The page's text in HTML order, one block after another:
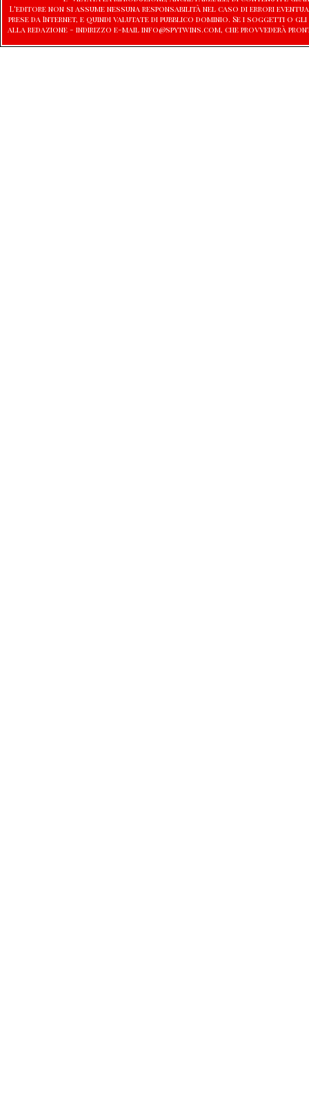
L'editore non si assume nessuna responsabilità nel caso di errori
prese da Internet, e quindi valutate di pubblico dominio. Se i soggetti
alla redazione - indirizzo e-mail info@spytwins.com, che provvederà